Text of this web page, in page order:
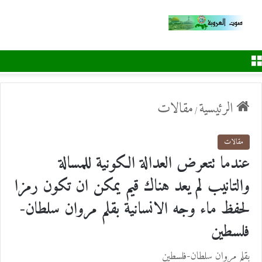
الرئيسية/مقالات
مقالات
عندما تتعرض العدالة الكونية للمسالة
والتانيب لم يعد هناك قيم يمكن ان تكون رمزا
لحفظ ماء وجه الانسانية بقلم مروان سلطان-
فلسطين
بقلم مروان سلطان-فلسطين